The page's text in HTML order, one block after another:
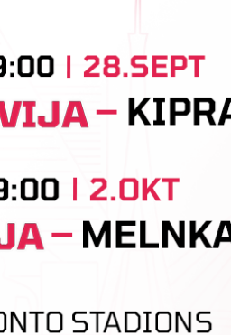
U-13 2021, 3. kārta
13 2021, 2. kārta
GULBENES BJSS